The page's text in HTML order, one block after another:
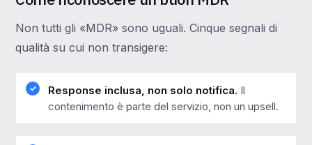
Non tutti gli «MDR» sono uguali. Cinque segnali di
qualità su cui non transigere:
Response inclusa, non solo notifica. Il
contenimento è parte del servizio, non un upsell.